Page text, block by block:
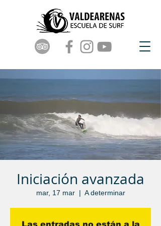
Iniciación avanzada
mar, 17 mar
  |
A determinar
Las entradas no están a la